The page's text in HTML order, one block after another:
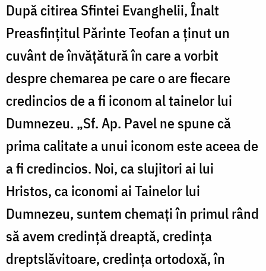
După citirea Sfintei Evanghelii, Înalt
Preasfințitul Părinte Teofan a ținut un
cuvânt de învățătură în care a vorbit
despre chemarea pe care o are fiecare
credincios de a fi iconom al tainelor lui
Dumnezeu. „Sf. Ap. Pavel ne spune că
prima calitate a unui iconom este aceea de
a fi credincios. Noi, ca slujitori ai lui
Hristos, ca iconomi ai Tainelor lui
Dumnezeu, suntem chemați în primul rând
să avem credință dreaptă, credința
dreptslăvitoare, credința ortodoxă, în